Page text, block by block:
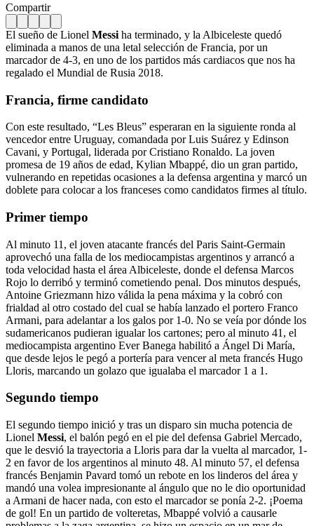
Compartir
El sueño de Lionel Messi ha terminado, y la Albiceleste quedó
eliminada a manos de una letal selección de Francia, por un
marcador de 4-3, en uno de los partidos más cardiacos que nos ha
regalado el Mundial de Rusia 2018.
Francia, firme candidato
Con este resultado, “Les Bleus” esperaran en la siguiente ronda al
vencedor entre Uruguay, comandada por Luis Suárez y Edinson
Cavani, y Portugal, liderada por Cristiano Ronaldo. La joven
promesa de 19 años de edad, Kylian Mbappé, dio un gran partido,
vulnerando en repetidas ocasiones a la defensa argentina y marcó un
doblete para colocar a los franceses como candidatos firmes al título.
Primer tiempo
Al minuto 11, el joven atacante francés del Paris Saint-Germain
aprovechó una falla de los mediocampistas argentinos y arrancó a
toda velocidad hasta el área Albiceleste, donde el defensa Marcos
Rojo lo derribó y terminó cometiendo penal. Dos minutos después,
Antoine Griezmann hizo válida la pena máxima y la cobró con
frialdad al otro costado del cual se había lanzado el portero Franco
Armani, para adelantar a los galos por 1-0. No se veía por dónde los
sudamericanos pudieran igualar los cartones; pero al minuto 41, el
mediocampista argentino Ever Banega habilitó a Ángel Di María,
que desde lejos le pegó a portería para vencer al meta francés Hugo
Lloris, marcando un golazo que igualaba el marcador 1 a 1.
Segundo tiempo
El segundo tiempo inició y tras un disparo sin mucha potencia de
Lionel Messi, el balón pegó en el pie del defensa Gabriel Mercado,
que le desvió la trayectoria a Lloris para dar la vuelta al marcador, 1-
2 en favor de los argentinos al minuto 48. Al minuto 57, el defensa
francés Benjamin Pavard tomó un rebote en los linderos del área y
mandó una volea impresionante al ángulo que no le dio oportunidad
a Armani de hacer nada, con esto el marcador se ponía 2-2. ¡Poema
de gol! En un partido de volteretas, Mbappé volvió a causarle